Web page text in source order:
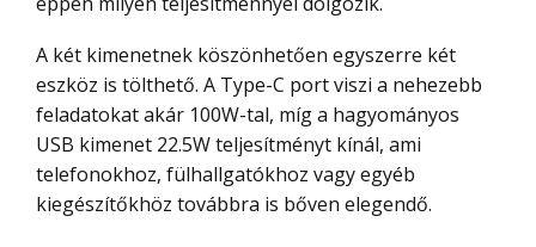
A két kimenetnek köszönhetően egyszerre két
eszköz is tölthető. A Type-C port viszi a nehezebb
feladatokat akár 100W-tal, míg a hagyományos
USB kimenet 22.5W teljesítményt kínál, ami
telefonokhoz, fülhallgatókhoz vagy egyéb
kiegészítőkhöz továbbra is bőven elegendő.